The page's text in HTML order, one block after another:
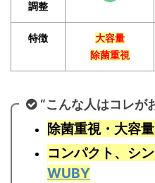
調整
特徴
大容量
除菌重視
“こんな人はコレが
除菌重視・大容量
コンパクト、シ
WUBY